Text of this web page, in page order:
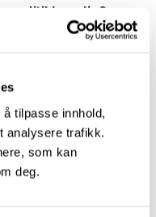
tilpasse innhold,
analysere trafikk.
som kan
deg.
mulig?
Ellefsen
nasjonalteatre?